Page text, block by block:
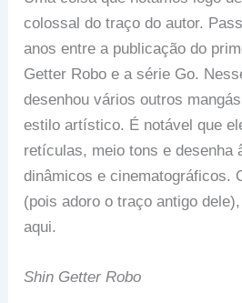
colossal do traço do autor.
anos entre a publicação do
Getter Robo e a série Go.
desenhou vários outros
estilo artístico. É notável que
retículas, meio tons e desenha
dinâmicos e cinematográficos.
(pois adoro o traço antigo
aqui.
Shin Getter Robo